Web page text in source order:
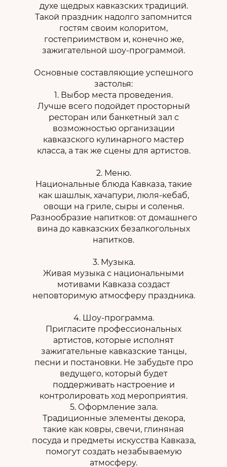
духе щедрых кавказских традиций.
Такой праздник надолго запомнится
гостям своим колоритом,
гостеприимством и, конечно же,
зажигательной шоу-программой.
Основные составляющие успешного
застолья:
1. Выбор места проведения.
Лучше всего подойдет просторный
ресторан или банкетный зал с
возможностью организации
кавказского кулинарного мастер
класса, а так же сцены для артистов.
2. Меню.
Национальные блюда Кавказа, такие
как шашлык, хачапури, люля-кебаб,
овощи на гриле, сыры и соленья.
Разнообразие напитков: от домашнего
вина до кавказских безалкогольных
напитков.
3. Музыка.
Живая музыка с национальными
мотивами Кавказа создаст
неповторимую атмосферу праздника.
4. Шоу-программа.
Пригласите профессиональных
артистов, которые исполнят
зажигательные кавказские танцы,
песни и постановки. Не забудьте про
ведущего, который будет
поддерживать настроение и
контролировать ход мероприятия.
5. Оформление зала.
Традиционные элементы декора,
такие как ковры, свечи, глиняная
посуда и предметы искусства Кавказа,
помогут создать незабываемую
атмосферу.